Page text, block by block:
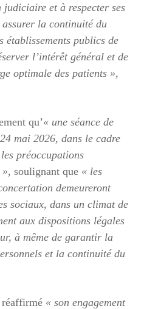
et à respecter ses
la continuité du
établissements publics de
l’intérêt général et de
optimale des patients »,
qu’« une séance de
mai 2026, dans le cadre
préoccupations
», soulignant que « les
demeureront
sociaux, dans un climat de
aux dispositions légales
à même de garantir la
et la continuité du
réaffirmé « son engagement